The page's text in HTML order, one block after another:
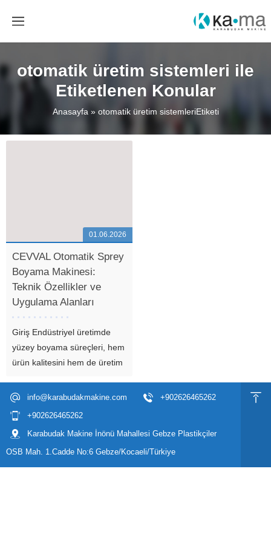
otomatik üretim sistemleri ile
Etiketlenen Konular
Anasayfa » otomatik üretim sistemleriEtiketi
01.06.2026
CEVVAL Otomatik Sprey
Boyama Makinesi:
Teknik Özellikler ve
Uygulama Alanları
Giriş Endüstriyel üretimde
yüzey boyama süreçleri, hem
ürün kalitesini hem de üretim
Özellikle ahşap ve benzeri
dağılımı sağlamak, manuel
yöntemlerle oldukça zor ve
maliyetlidir. Bu noktada
geliştirilen otomatik sprey...
info@karabudakmakine.com
+902626465262
+902626465262
Karabudak Makine İnönü Mahallesi Gebze Plastikçiler
OSB Mah. 1.Cadde No:6 Gebze/Kocaeli/Türkiye